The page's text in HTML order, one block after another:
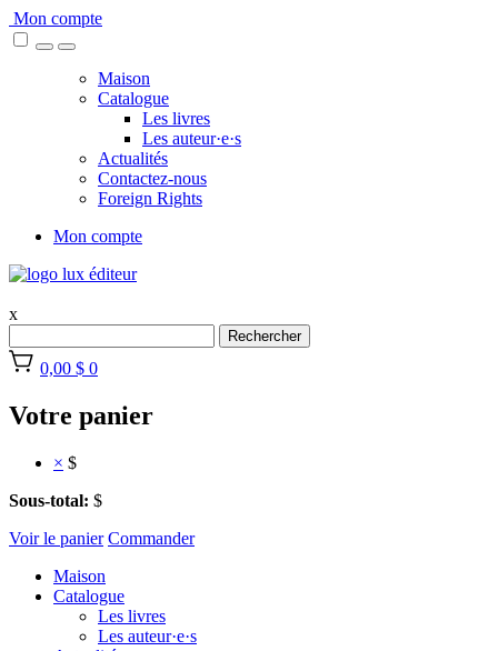
Skip
to
Mon compte
Maison
Catalogue
Les livres
Les auteur·e·s
Actualités
Contactez-nous
Foreign Rights
Mon compte
x
Rechercher
0,00 $ 0
Votre panier
× $
Sous-total: $
Voir le panier Commander
Maison
Catalogue
Les livres
Les auteur·e·s